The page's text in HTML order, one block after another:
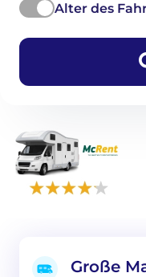
Alter des
Große